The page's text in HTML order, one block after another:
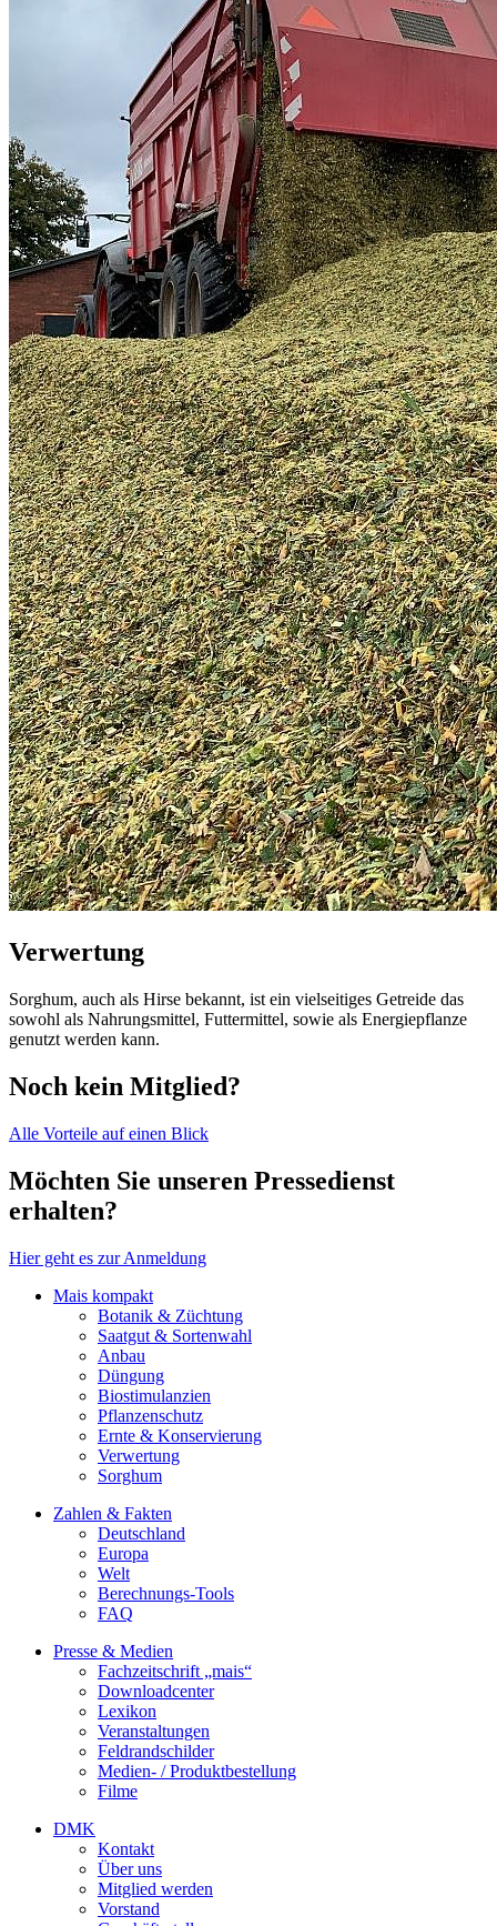
Verwertung
Sorghum, auch als Hirse bekannt, ist ein vielseitiges Getreide das
sowohl als Nahrungsmittel, Futtermittel, sowie als Energiepflanze
genutzt werden kann.
Noch kein Mitglied?
Alle Vorteile auf einen Blick
Möchten Sie unseren Pressedienst
erhalten?
Hier geht es zur Anmeldung
Mais kompakt
Botanik & Züchtung
Saatgut & Sortenwahl
Anbau
Düngung
Biostimulanzien
Pflanzenschutz
Ernte & Konservierung
Verwertung
Sorghum
Zahlen & Fakten
Deutschland
Europa
Welt
Berechnungs-Tools
FAQ
Presse & Medien
Fachzeitschrift „mais“
Downloadcenter
Lexikon
Veranstaltungen
Feldrandschilder
Medien- / Produktbestellung
Filme
DMK
Kontakt
Über uns
Mitglied werden
Vorstand